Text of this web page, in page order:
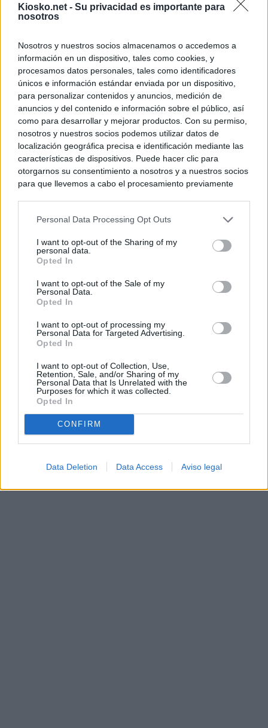
Kiosko.net - Su privacidad es importante para
nosotros
Nosotros y nuestros socios almacenamos o accedemos a
información en un dispositivo, tales como cookies, y
procesamos datos personales, tales como identificadores
únicos e información estándar enviada por un dispositivo,
para personalizar contenidos y anuncios, medición de
anuncios y del contenido e información sobre el público, así
como para desarrollar y mejorar productos. Con su permiso,
nosotros y nuestros socios podemos utilizar datos de
localización geográfica precisa e identificación mediante las
características de dispositivos. Puede hacer clic para
otorgarnos su consentimiento a nosotros y a nuestros socios
para que llevemos a cabo el procesamiento previamente
negar su consentimiento. Tenga en cuenta que algún
de su consentimiento, pero usted tiene el derecho de
rechazar tal procesamiento. Sus preferencias se aplicarán
cualquier momento entrando de nuevo en este sitio web o
visitando nuestra política de privacidad.
Personal Data Processing Opt Outs
I want to opt-out of the Sharing of my
personal data.
Opted In
I want to opt-out of the Sale of my
Personal Data.
Opted In
I want to opt-out of processing my
Personal Data for Targeted Advertising.
Opted In
I want to opt-out of Collection, Use,
Retention, Sale, and/or Sharing of my
Personal Data that Is Unrelated with the
Purposes for which it was collected.
Opted In
CONFIRM
Data Deletion Data Access Aviso legal